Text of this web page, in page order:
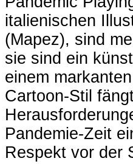
italienischen
(Mapez), sind
sie sind ein
einem
Cartoon-Stil
Pandemie-Zeit
Respekt vor der